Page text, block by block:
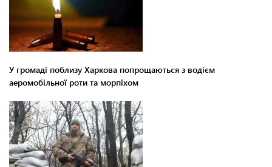
У громаді поблизу Харкова попрощаються з водієм
аеромобільної роти та морпіхом